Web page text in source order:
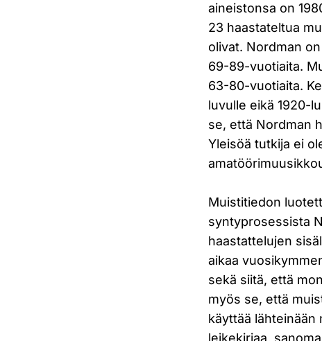
aineistonsa on
23 haastateltua
olivat. Nordman
69-89-vuotiaita.
63-80-vuotiaita.
luvulle eikä 1920-
se, että Nordman
Yleisöä tutkija ei
Muistitiedon
syntyprosessista
haastattelujen
aikaa
sekä siitä, että
myös se, että
käyttää lähteinään
leikekirjaa,